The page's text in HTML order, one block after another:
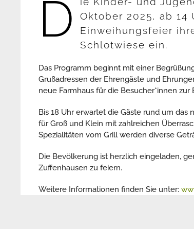
D
Oktober 2025, ab
Einweihungsfeier
Schlotwiese ein.
Das Programm beginnt mit einer
Grußadressen der Ehrengäste und
neue Farmhaus für die Besucher*innen
Bis 18 Uhr erwartet die Gäste rund um
für Groß und Klein mit zahlreichen
Spezialitäten vom Grill werden diverse
Die Bevölkerung ist herzlich eingeladen,
Zuffenhausen zu feiern.
Weitere Informationen finden Sie unter: